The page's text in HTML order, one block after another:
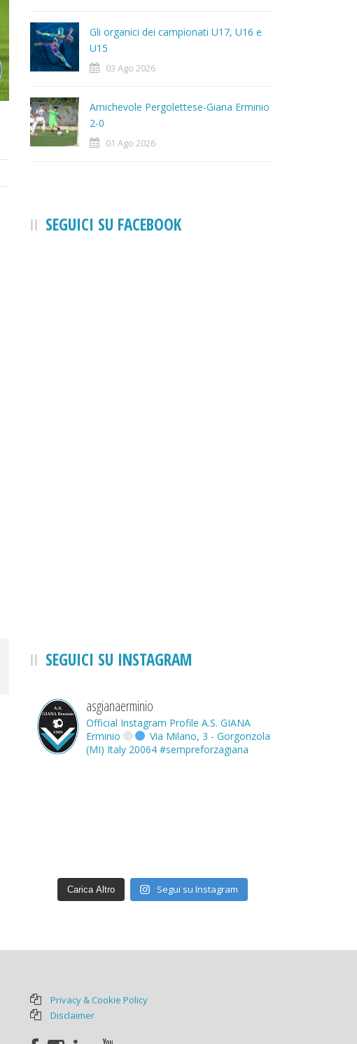
Gli organici dei campionati U17, U16 e
U15
03 Ago 2026
Amichevole Pergolettese-Giana Erminio
2-0
01 Ago 2026
SEGUICI SU FACEBOOK
SEGUICI SU INSTAGRAM
asgianaerminio
Official Instagram Profile A.S. GIANA
Erminio
Via Milano, 3 - Gorgonzola
(MI) Italy 20064 #sempreforzagiana
Carica Altro Segui su Instagram
Privacy & Cookie Policy
Disclaimer